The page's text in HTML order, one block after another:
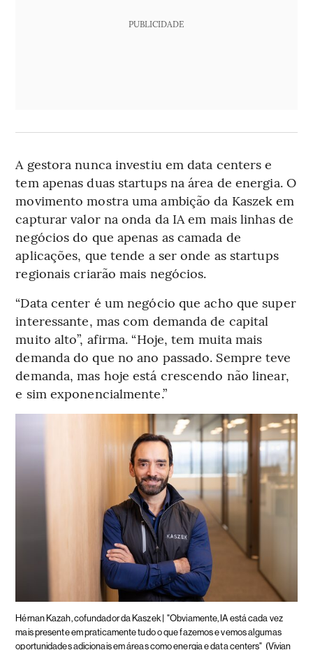
PUBLICIDADE
A gestora nunca investiu em data centers e
tem apenas duas startups na área de energia. O
movimento mostra uma ambição da Kaszek em
capturar valor na onda da IA em mais linhas de
negócios do que apenas as camada de
aplicações, que tende a ser onde as startups
regionais criarão mais negócios.
“Data center é um negócio que acho que super
interessante, mas com demanda de capital
muito alto”, afirma. “Hoje, tem muita mais
demanda do que no ano passado. Sempre teve
demanda, mas hoje está crescendo não linear,
e sim exponencialmente.”
Hérnan Kazah, cofundador da Kaszek | "Obviamente, IA está cada vez
mais presente em praticamente tudo o que fazemos e vemos algumas
oportunidades adicionais em áreas como energia e data centers" (Vivian